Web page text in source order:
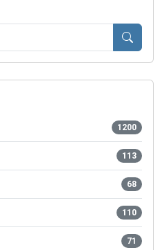
Caută
1200
113
68
110
71